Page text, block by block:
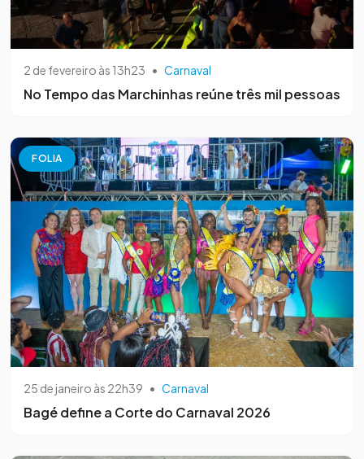
2 de fevereiro às 13h23 • Carnaval
No Tempo das Marchinhas reúne três mil pessoas
FOLIA
25 de janeiro às 22h39 • Carnaval
Bagé define a Corte do Carnaval 2026